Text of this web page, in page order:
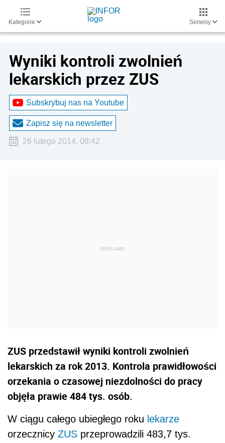
Kategorie Serwisy
Wyniki kontroli zwolnień
lekarskich przez ZUS
Subskrybuj nas na Youtube
Zapisz się na newsletter
26 lutego 2014, 08:42
ZUS przedstawił wyniki kontroli zwolnień
lekarskich za rok 2013. Kontrola prawidłowości
orzekania o czasowej niezdolności do pracy
objęła prawie 484 tys. osób.
W ciągu całego ubiegłego roku lekarze
orzecznicy ZUS przeprowadzili 483,7 tys.